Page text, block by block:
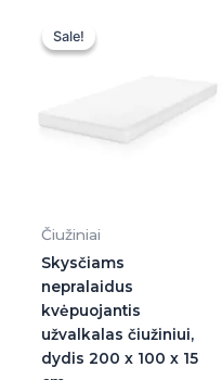
Sale!
Sale!
Čiužiniai
Skysčiams
nepralaidus
kvėpuojantis
užvalkalas čiužiniui,
dydis 200 x 100 x 15